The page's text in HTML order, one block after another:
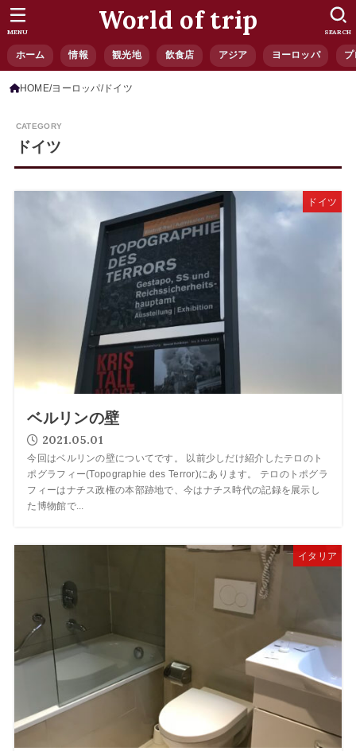
World of trip
ホーム 情報 観光地 飲食店 アジア ヨーロッパ プ
SEARCH
MENU
HOME ヨーロッパ ドイツ
ドイツ
ドイツ
ベルリンの壁
2021.05.01
今回はベルリンの壁についてです。 以前少しだけ紹介したテロのト
ポグラフィー(Topographie des Terror)にあります。 テロのトポグラ
フィーはナチス政権の本部跡地で、今はナチス時代の記録を展示し
た博物館で...
イタリア